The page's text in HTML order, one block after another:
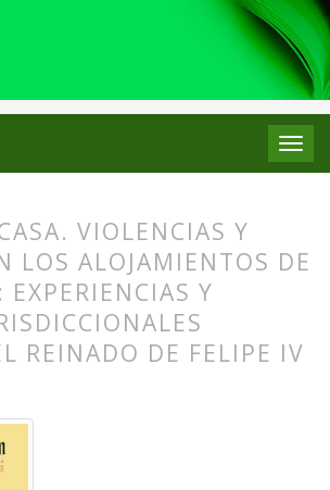
Núm. 21 (2024): Crímenes de guerra a
VIOLENCIAS Y
LOS ALOJAMIENTOS DE
EXPERIENCIAS Y
REINADO DE FELIPE IV